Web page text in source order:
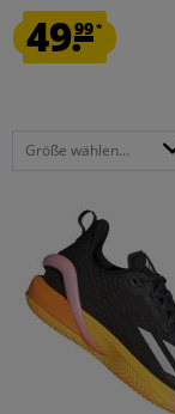
49.99*
Größe wählen...